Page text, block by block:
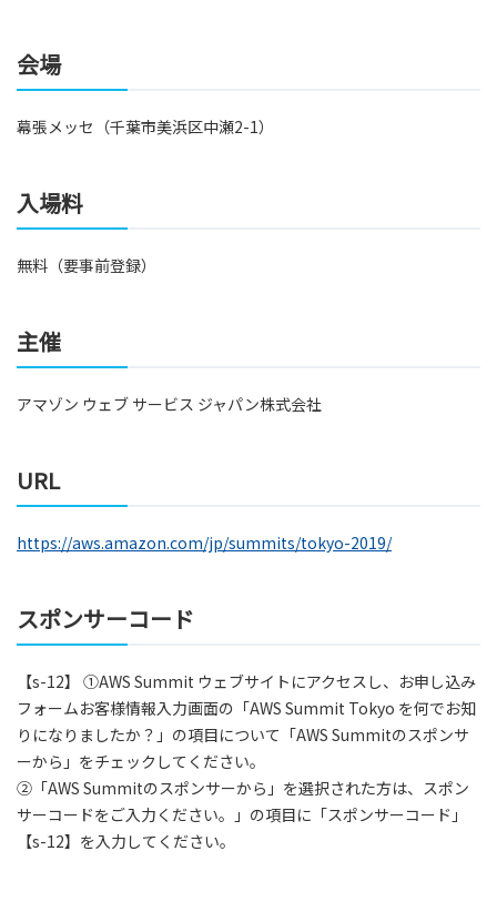
会場
幕張メッセ（千葉市美浜区中瀬2-1）
入場料
無料（要事前登録）
主催
アマゾン ウェブ サービス ジャパン株式会社
URL
https://aws.amazon.com/jp/summits/tokyo-2019/
スポンサーコード
【s-12】 ①AWS Summit ウェブサイトにアクセスし、お申し込み
フォームお客様情報入力画面の「AWS Summit Tokyo を何でお知
りになりましたか？」の項目について「AWS Summitのスポンサ
ーから」をチェックしてください。
②「AWS Summitのスポンサーから」を選択された方は、スポン
サーコードをご入力ください。」の項目に「スポンサーコード」
【s-12】を入力してください。